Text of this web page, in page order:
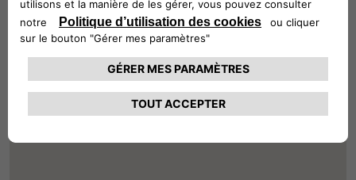
DISTRIBUTEURS
Rechercher par code postal, ville ou adresse